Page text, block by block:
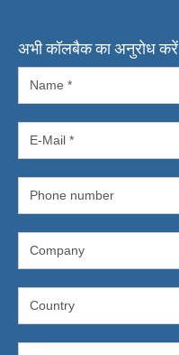
अभी कॉलबैक का अनुरोध करें